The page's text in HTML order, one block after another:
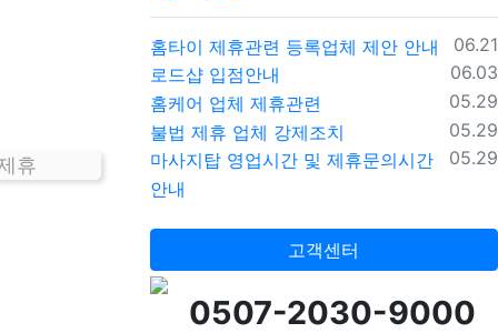
휴
등록
06.21
홈타이 제휴관련 등록업체 제안 안내
등록
06.03
로드샵 입점안내
등록
05.29
홈케어 업체 제휴관련
등록
05.29
불법 제휴 업체 강제조치
등록
05.29
마사지탑 영업시간 및 제휴문의시간
안내
고객센터
0507-2030-9000